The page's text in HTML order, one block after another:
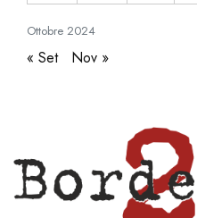
Ottobre 2024
« Set Nov »